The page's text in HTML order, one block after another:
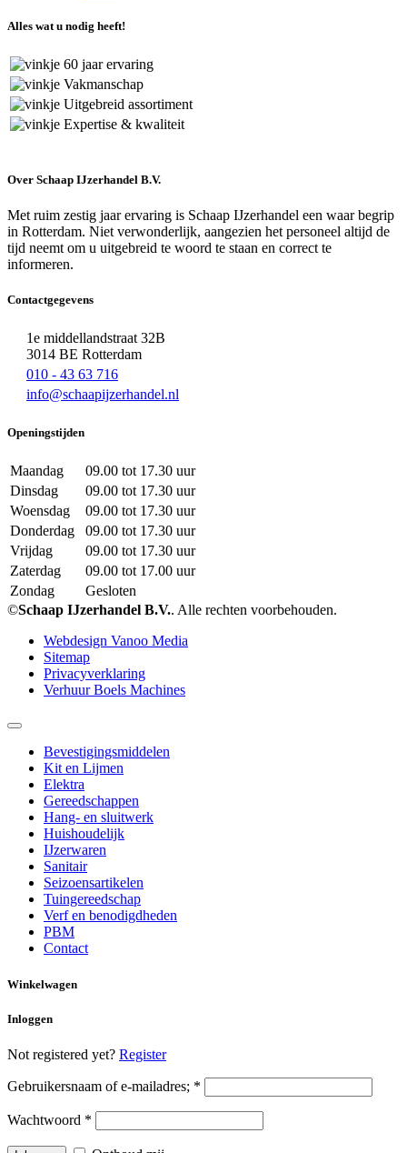
Alles wat u nodig heeft!
60 jaar ervaring
Vakmanschap
Uitgebreid assortiment
Expertise & kwaliteit
Over Schaap IJzerhandel B.V.
Met ruim zestig jaar ervaring is Schaap IJzerhandel een waar begrip
in Rotterdam. Niet verwonderlijk, aangezien het personeel altijd de
tijd neemt om u uitgebreid te woord te staan en correct te
informeren.
Contactgegevens
1e middellandstraat 32B
3014 BE Rotterdam
010 - 43 63 716
info@schaapijzerhandel.nl
Openingstijden
Maandag
09.00 tot 17.30 uur
Dinsdag
09.00 tot 17.30 uur
Woensdag
09.00 tot 17.30 uur
Donderdag
09.00 tot 17.30 uur
Vrijdag
09.00 tot 17.30 uur
Zaterdag
09.00 tot 17.00 uur
Zondag
Gesloten
©Schaap IJzerhandel B.V.. Alle rechten voorbehouden.
Webdesign Vanoo Media
Sitemap
Privacyverklaring
Verhuur Boels Machines
Bevestigingsmiddelen
Kit en Lijmen
Elektra
Gereedschappen
Hang- en sluitwerk
Huishoudelijk
IJzerwaren
Sanitair
Seizoensartikelen
Tuingereedschap
Verf en benodigdheden
PBM
Contact
Winkelwagen
Inloggen
Not registered yet? Register
Gebruikersnaam of e-mailadres; *
Wachtwoord *